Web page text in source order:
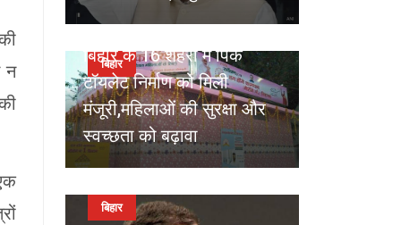
न
by Admin
बिहार के 16 शहरों में पिंक
टॉयलेट निर्माण को मिली
मंजूरी,महिलाओं की सुरक्षा और
स्वच्छता को बढ़ावा
बिहार
बिहार